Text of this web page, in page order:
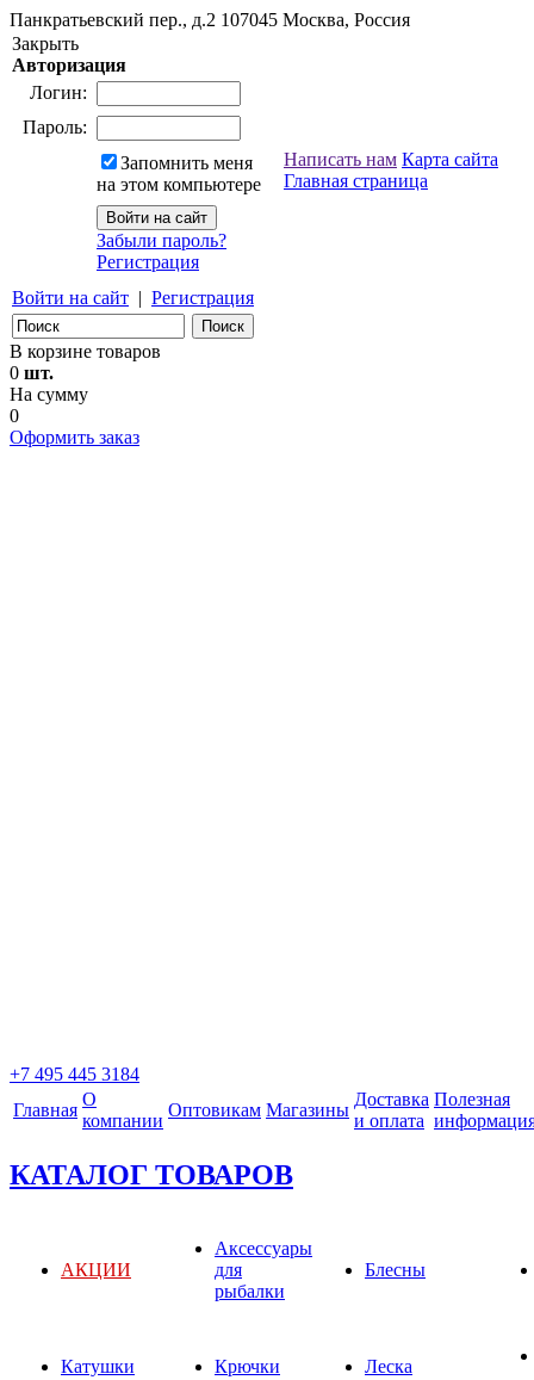
Панкратьевский пер., д.2 107045 Москва, Россия
Закрыть
Авторизация
Логин:
Пароль:
Запомнить меня
на этом компьютере
Забыли пароль?
Регистрация
Войти на сайт | Регистрация
Написать нам Карта сайта
Главная страница
В корзине товаров
0 шт.
На сумму
0
Оформить заказ
+7 495 445 3184
Главная
О
компании
Оптовикам Магазины
Доставка
и оплата
Полезная
КАТАЛОГ ТОВАРОВ
АКЦИИ
Аксессуары
для
рыбалки
Блесны
Катушки Крючки Леска